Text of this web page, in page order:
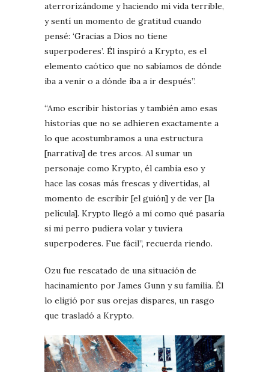
aterrorizándome y haciendo mi vida terrible,
y sentí un momento de gratitud cuando
pensé: ‘Gracias a Dios no tiene
superpoderes’. Él inspiró a Krypto, es el
elemento caótico que no sabíamos de dónde
iba a venir o a dónde iba a ir después”.
“Amo escribir historias y también amo esas
historias que no se adhieren exactamente a
lo que acostumbramos a una estructura
[narrativa] de tres arcos. Al sumar un
personaje como Krypto, él cambia eso y
hace las cosas más frescas y divertidas, al
momento de escribir [el guión] y de ver [la
película]. Krypto llegó a mí como qué pasaría
si mi perro pudiera volar y tuviera
superpoderes. Fue fácil”, recuerda riendo.
Ozu fue rescatado de una situación de
hacinamiento por James Gunn y su familia. Él
lo eligió por sus orejas dispares, un rasgo
que trasladó a Krypto.